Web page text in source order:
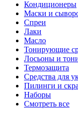
Кондиционеры
Маски и
Спреи
Лаки
Масло
Тонирующие
Лосьоны и
Термозащита
Средства для
Пилинги и
Наборы
Смотреть все